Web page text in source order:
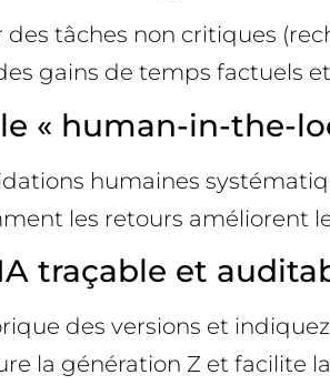
tâches non critiques
gains de temps factuels
« human-in-the-
humaines
les retours améliorent
traçable et
des versions et
la génération Z et facilite